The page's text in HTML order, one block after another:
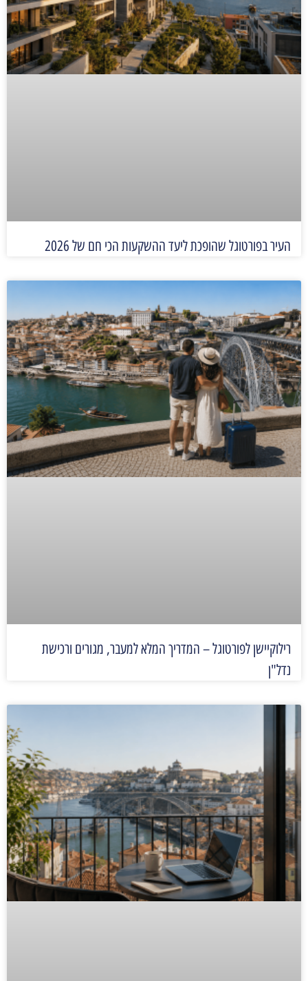
העיר בפורטוגל שהופכת ליעד ההשקעות הכי חם של 2026
רילוקיישן לפורטוגל – המדריך המלא למעבר, מגורים ורכישת
נדל"ן